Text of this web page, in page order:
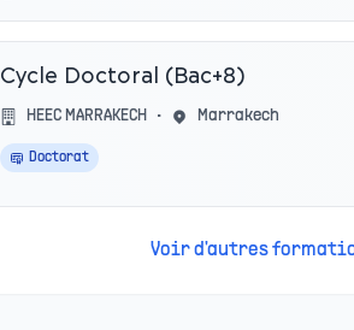
Cycle Doctoral (Bac+8)
HEEC MARRAKECH • Marrakech
Doctorat
Voir d'autres